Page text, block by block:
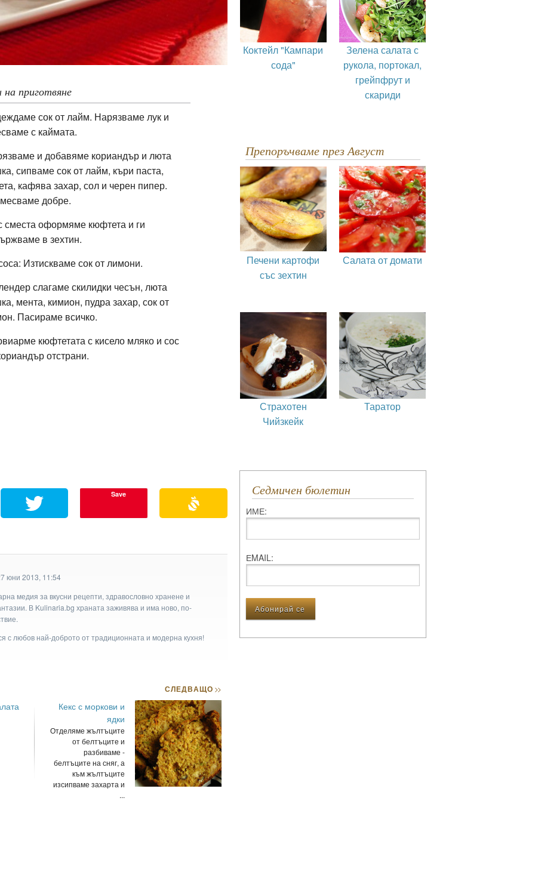
на приготвяне
сок от лайм. Нарязваме лук и
с каймата.
и добавяме кориандър и люта
сипваме сок от лайм, къри паста,
кафява захар, сол и черен пипер.
добре.
сместа оформяме кюфтета и ги
в зехтин.
Изтискваме сок от лимони.
слагаме скилидки чесън, люта
мента, кимион, пудра захар, сок от
Пасираме всичко.
кюфтетата с кисело мляко и сос
отстрани.
Save
юни 2013, 11:54
медия за вкусни рецепти, здравословно хранене и
В Kulinaria.bg храната заживява и има ново, по-
с любов най-доброто от традиционната и модерна кухня!
СЛЕДВАЩО>>
Кекс с моркови и
ядки
Отделяме жълтъците
от белтъците и
разбиваме -
белтъците на сняг, а
към жълтъците
изсипваме захарта и
...
Коктейл "Кампари
сода"
Зелена салата с
рукола, портокал,
грейпфрут и
скариди
Препоръчваме през Август
Печени картофи
със зехтин
Салата от домати
Страхотен
Чийзкейк
Таратор
Седмичен бюлетин
ИМЕ:
ЕMAIL: